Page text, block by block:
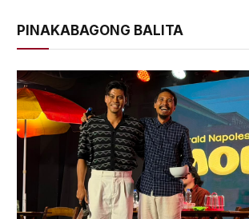
PINAKABAGONG BALITA